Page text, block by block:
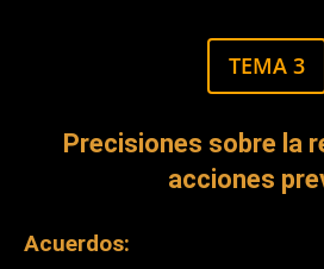
TEMA 3
Precisiones sobre la
acciones
Acuerdos: